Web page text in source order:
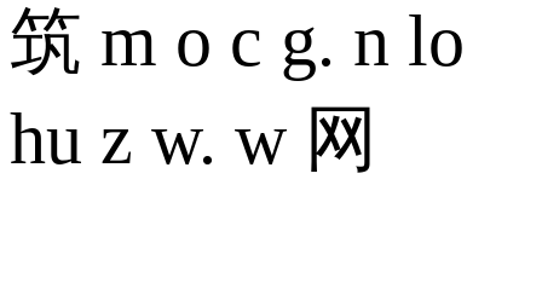
筑 m o c g. n lo
hu z w. w 网